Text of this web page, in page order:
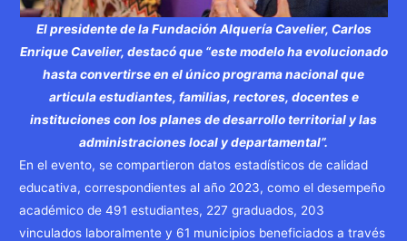
El presidente de la Fundación Alquería Cavelier, Carlos
Enrique Cavelier, destacó que “este modelo ha evolucionado
hasta convertirse en el único programa nacional que
articula estudiantes, familias, rectores, docentes e
instituciones con los planes de desarrollo territorial y las
administraciones local y departamental”.
En el evento, se compartieron datos estadísticos de calidad
educativa, correspondientes al año 2023, como el desempeño
académico de 491 estudiantes, 227 graduados, 203
vinculados laboralmente y 61 municipios beneficiados a través